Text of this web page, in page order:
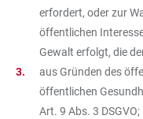
erfordert, oder zur
öffentlichen
Gewalt erfolgt, die
aus Gründen des
öffentlichen
Art. 9 Abs. 3 DSGVO;